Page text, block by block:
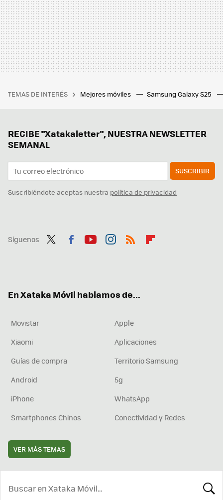
TEMAS DE INTERÉS Mejores móviles Samsung Galaxy S25
RECIBE "Xatakaletter", NUESTRA NEWSLETTER
SEMANAL
SUSCRIBIR
Suscribiéndote aceptas nuestra política de privacidad
Síguenos
En Xataka Móvil hablamos de...
Movistar
Apple
Xiaomi
Aplicaciones
Guías de compra
Territorio Samsung
Android
5g
iPhone
WhatsApp
Smartphones Chinos
Conectividad y Redes
VER MÁS TEMAS